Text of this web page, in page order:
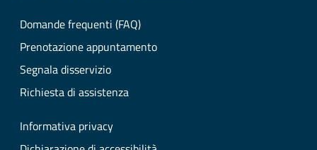
Domande frequenti (FAQ)
Prenotazione appuntamento
Segnala disservizio
Richiesta di assistenza
Informativa privacy